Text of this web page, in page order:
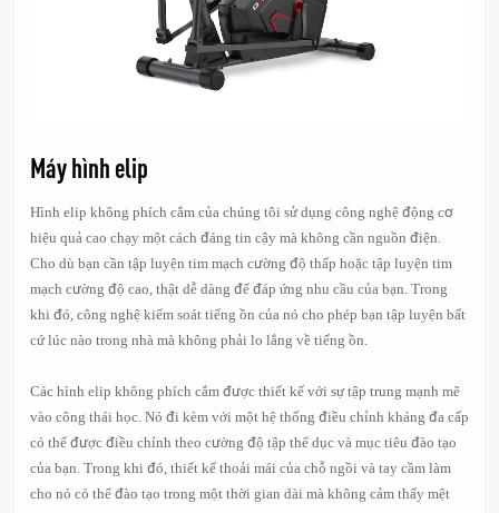
Máy hình elip
Hình elip không phích cắm của chúng tôi sử dụng công nghệ động cơ
hiệu quả cao chạy một cách đáng tin cậy mà không cần nguồn điện.
Cho dù bạn cần tập luyện tim mạch cường độ thấp hoặc tập luyện tim
mạch cường độ cao, thật dễ dàng để đáp ứng nhu cầu của bạn. Trong
khi đó, công nghệ kiểm soát tiếng ồn của nó cho phép bạn tập luyện bất
cứ lúc nào trong nhà mà không phải lo lắng về tiếng ồn.
Các hình elip không phích cắm được thiết kế với sự tập trung mạnh mẽ
vào công thái học. Nó đi kèm với một hệ thống điều chỉnh kháng đa cấp
có thể được điều chỉnh theo cường độ tập thể dục và mục tiêu đào tạo
của bạn. Trong khi đó, thiết kế thoải mái của chỗ ngồi và tay cầm làm
cho nó có thể đào tạo trong một thời gian dài mà không cảm thấy mệt